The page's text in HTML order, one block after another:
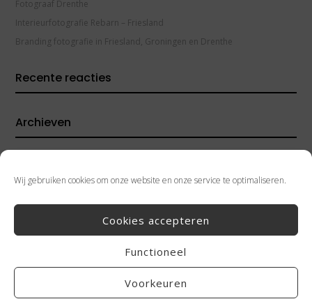
Wij gebruiken cookies om onze website en onze service te optimaliseren.
Cookies accepteren
Functioneel
Voorkeuren
Fotograaf Drenthe
Interieurfotografie Rebarn – Friesland
Branding fotografie in Friesland, Groningen en Drenthe
Recente reacties
Archieven
september 2025